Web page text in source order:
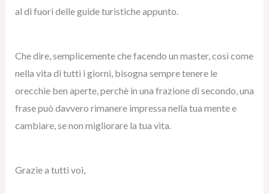
al di fuori delle guide turistiche appunto.
Che dire, semplicemente che facendo un master, così come
nella vita di tutti i giorni, bisogna sempre tenere le
orecchie ben aperte, perchè in una frazione di secondo, una
frase può davvero rimanere impressa nella tua mente e
cambiare, se non migliorare la tua vita.
Grazie a tutti voi,